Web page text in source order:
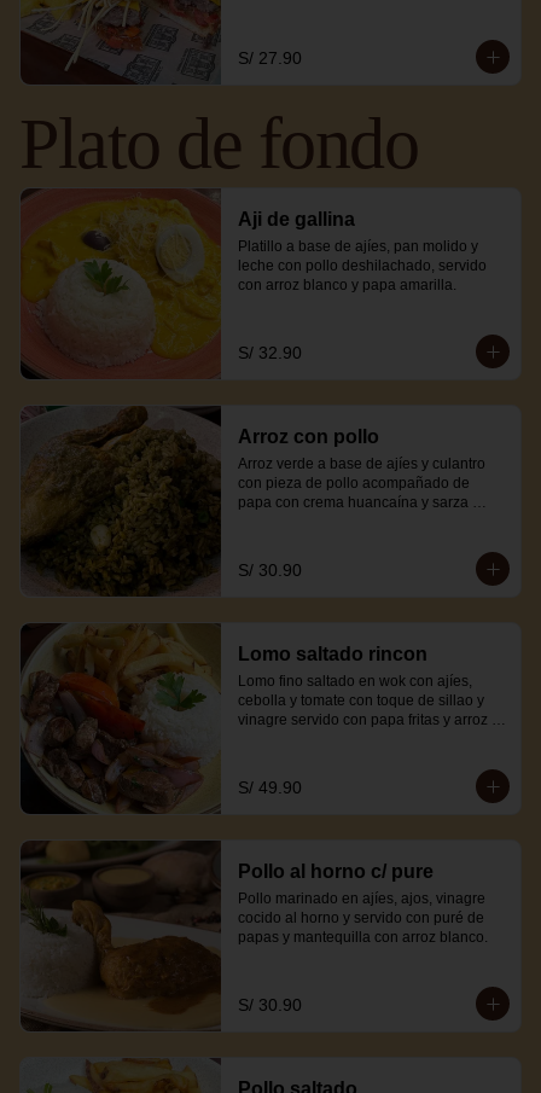
S/ 27.90
Plato de fondo
Aji de gallina
Platillo a base de ajíes, pan molido y
leche con pollo deshilachado, servido
con arroz blanco y papa amarilla.
S/ 32.90
Arroz con pollo
Arroz verde a base de ajíes y culantro
con pieza de pollo acompañado de
papa con crema huancaína y sarza
S/ 30.90
Lomo saltado rincon
Lomo fino saltado en wok con ajíes,
cebolla y tomate con toque de sillao y
vinagre servido con papa fritas y arroz
S/ 49.90
Pollo al horno c/ pure
Pollo marinado en ajíes, ajos, vinagre
cocido al horno y servido con puré de
papas y mantequilla con arroz blanco.
S/ 30.90
Pollo saltado